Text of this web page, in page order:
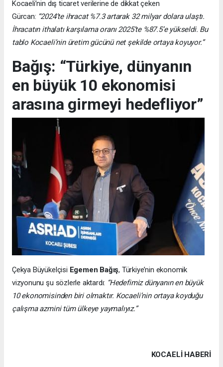
Kocaeli’nin dış ticaret verilerine de dikkat çeken
Gürcan: “2024’te ihracat %7.3 artarak 32 milyar dolara ulaştı.
İhracatın ithalatı karşılama oranı 2025’te %87.5’e yükseldi. Bu
tablo Kocaeli’nin üretim gücünü net şekilde ortaya koyuyor.”
Bağış: “Türkiye, dünyanın
en büyük 10 ekonomisi
arasına girmeyi hedefliyor”
Çekya Büyükelçisi Egemen Bağış, Türkiye’nin ekonomik
vizyonunu şu sözlerle aktardı: “Hedefimiz dünyanın en büyük
10 ekonomisinden biri olmaktır. Kocaeli’nin ortaya koyduğu
çalışma azmini tüm ülkeye yaymalıyız.”
KOCAELI HABERİ